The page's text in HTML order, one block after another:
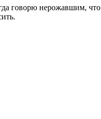
говорю нерожавшим, что